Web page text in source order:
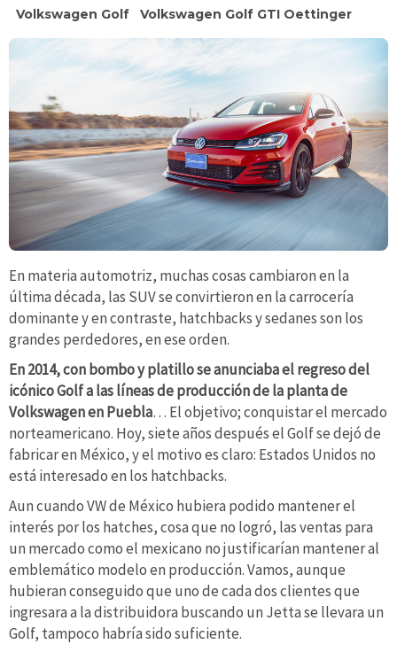
Volkswagen Golf
Volkswagen Golf GTI Oettinger
En materia automotriz, muchas cosas cambiaron en la
última década, las SUV se convirtieron en la carrocería
dominante y en contraste, hatchbacks y sedanes son los
grandes perdedores, en ese orden.
En 2014, con bombo y platillo se anunciaba el regreso del
icónico Golf a las líneas de producción de la planta de
Volkswagen en Puebla… El objetivo; conquistar el mercado
norteamericano. Hoy, siete años después el Golf se dejó de
fabricar en México, y el motivo es claro: Estados Unidos no
está interesado en los hatchbacks.
Aun cuando VW de México hubiera podido mantener el
interés por los hatches, cosa que no logró, las ventas para
un mercado como el mexicano no justificarían mantener al
emblemático modelo en producción. Vamos, aunque
hubieran conseguido que uno de cada dos clientes que
ingresara a la distribuidora buscando un Jetta se llevara un
Golf, tampoco habría sido suficiente.